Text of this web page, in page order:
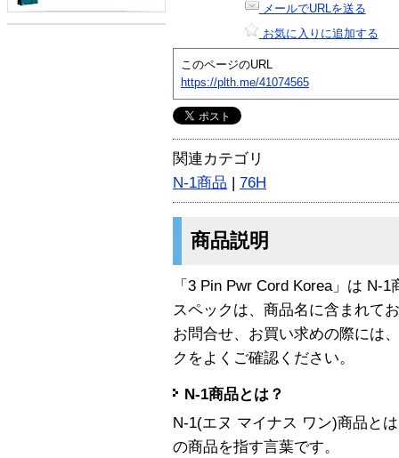
メールでURLを送る
お気に入りに追加する
このページのURL
https://plth.me/41074565
関連カテゴリ
N-1商品 | 76H
商品説明
「3 Pin Pwr Cord Korea」は N-1
スペックは、商品名に含まれて
お問合せ、お買い求めの際には
クをよくご確認ください。
N-1商品とは？
N-1(エヌ マイナス ワン)商品と
の商品を指す言葉です。